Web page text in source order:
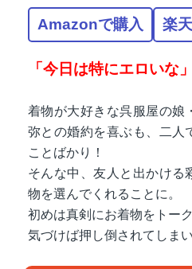
Amazonで購入 楽
「今日は特にエロいな」
着物が大好きな呉服屋の娘
弥との婚約を喜ぶも、二人
ことばかり！
そんな中、友人と出かける
物を選んでくれることに。
初めは真剣にお着物をトー
気づけば押し倒されてしま